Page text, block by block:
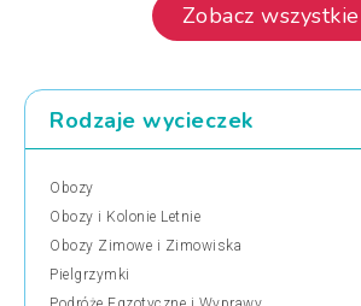
Zobacz wszystkie
Rodzaje wycieczek
Obozy
Obozy i Kolonie Letnie
Obozy Zimowe i Zimowiska
Pielgrzymki